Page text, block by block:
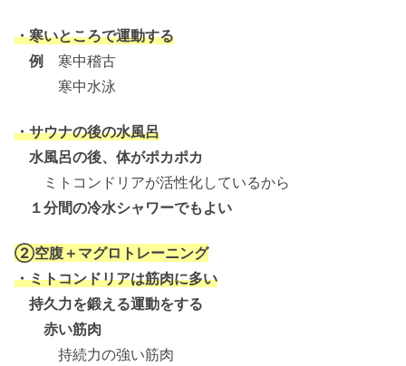
・寒いところで運動する
例 寒中稽古
寒中水泳
・サウナの後の水風呂
水風呂の後、体がポカポカ
ミトコンドリアが活性化しているから
１分間の冷水シャワーでもよい
②空腹＋マグロトレーニング
・ミトコンドリアは筋肉に多い
持久力を鍛える運動をする
赤い筋肉
持続力の強い筋肉